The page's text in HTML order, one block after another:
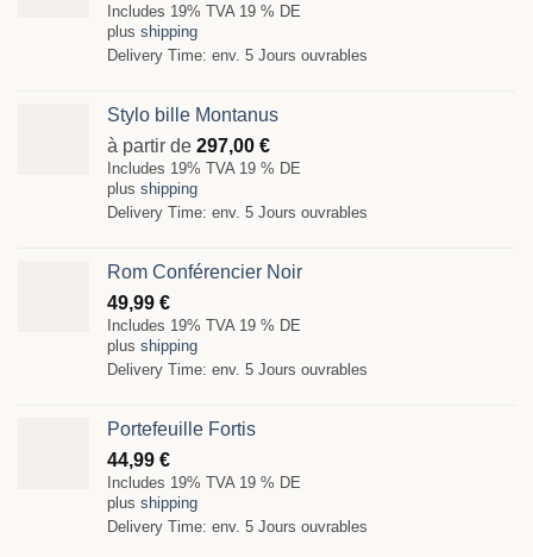
Includes 19% TVA 19 % DE
plus shipping
Delivery Time: env. 5 Jours ouvrables
Stylo bille Montanus
à partir de 297,00 €
Includes 19% TVA 19 % DE
plus shipping
Delivery Time: env. 5 Jours ouvrables
Rom Conférencier Noir
49,99 €
Includes 19% TVA 19 % DE
plus shipping
Delivery Time: env. 5 Jours ouvrables
Portefeuille Fortis
44,99 €
Includes 19% TVA 19 % DE
plus shipping
Delivery Time: env. 5 Jours ouvrables